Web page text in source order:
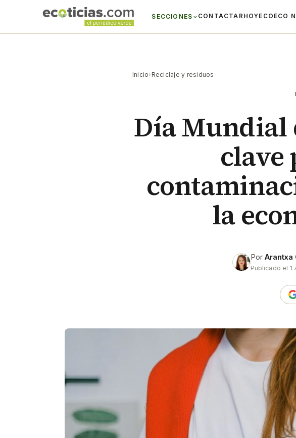
SECCIONES CONTACTAR HOYECO ECO
Inicio› Reciclaje y residuos
Día Mundial
clave
la
Por Arantxa
Publicado el